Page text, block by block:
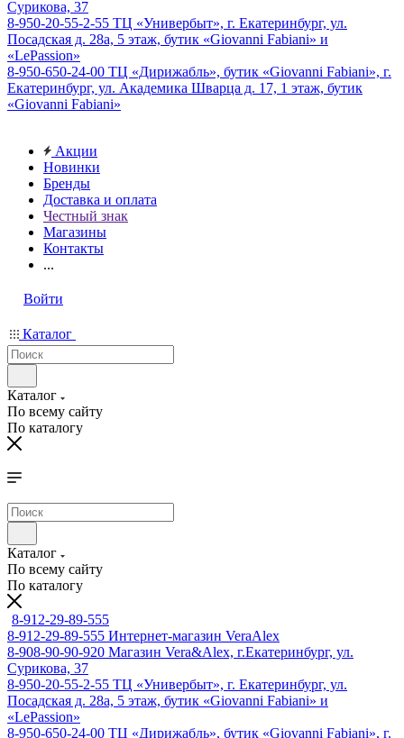
Сурикова, 37
8-950-20-55-2-55 ТЦ «Универбыт», г. Екатеринбург, ул.
Посадская д. 28а, 5 этаж, бутик «Giovanni Fabiani» и
«LePassion»
8-950-650-24-00 ТЦ «Дирижабль», бутик «Giovanni Fabiani», г.
Екатеринбург, ул. Академика Шварца д. 17, 1 этаж, бутик
«Giovanni Fabiani»
Акции
Новинки
Бренды
Доставка и оплата
Честный знак
Магазины
Контакты
...
Войти
Каталог
Каталог
По всему сайту
По каталогу
Каталог
По всему сайту
По каталогу
8-912-29-89-555
8-912-29-89-555 Интернет-магазин VeraAlex
8-908-90-90-920 Магазин Vera&Alex, г.Екатеринбург, ул.
Сурикова, 37
8-950-20-55-2-55 ТЦ «Универбыт», г. Екатеринбург, ул.
Посадская д. 28а, 5 этаж, бутик «Giovanni Fabiani» и
«LePassion»
8-950-650-24-00 ТЦ «Дирижабль», бутик «Giovanni Fabiani», г.